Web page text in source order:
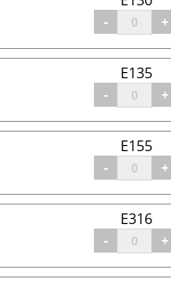
- +
E135
- +
E155
- +
E316
- +